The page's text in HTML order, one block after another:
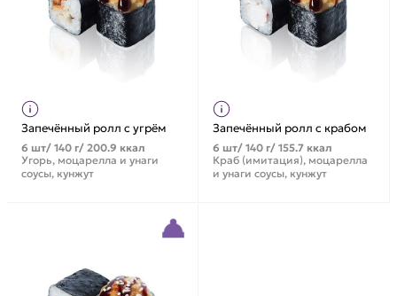
Запечённый ролл с угрём
6 шт/ 140 г/ 200.9 ккал
Угорь, моцарелла и унаги
соусы, кунжут
Запечённый ролл с крабом
6 шт/ 140 г/ 155.7 ккал
Краб (имитация), моцарелла
и унаги соусы, кунжут